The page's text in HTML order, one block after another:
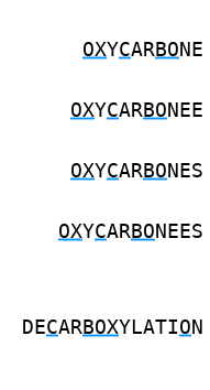
OXYCARBO NE
OXYCARBO NEE
OXYCARBO NES
OXYCARBO NEES
DECARBOXYLATIO N